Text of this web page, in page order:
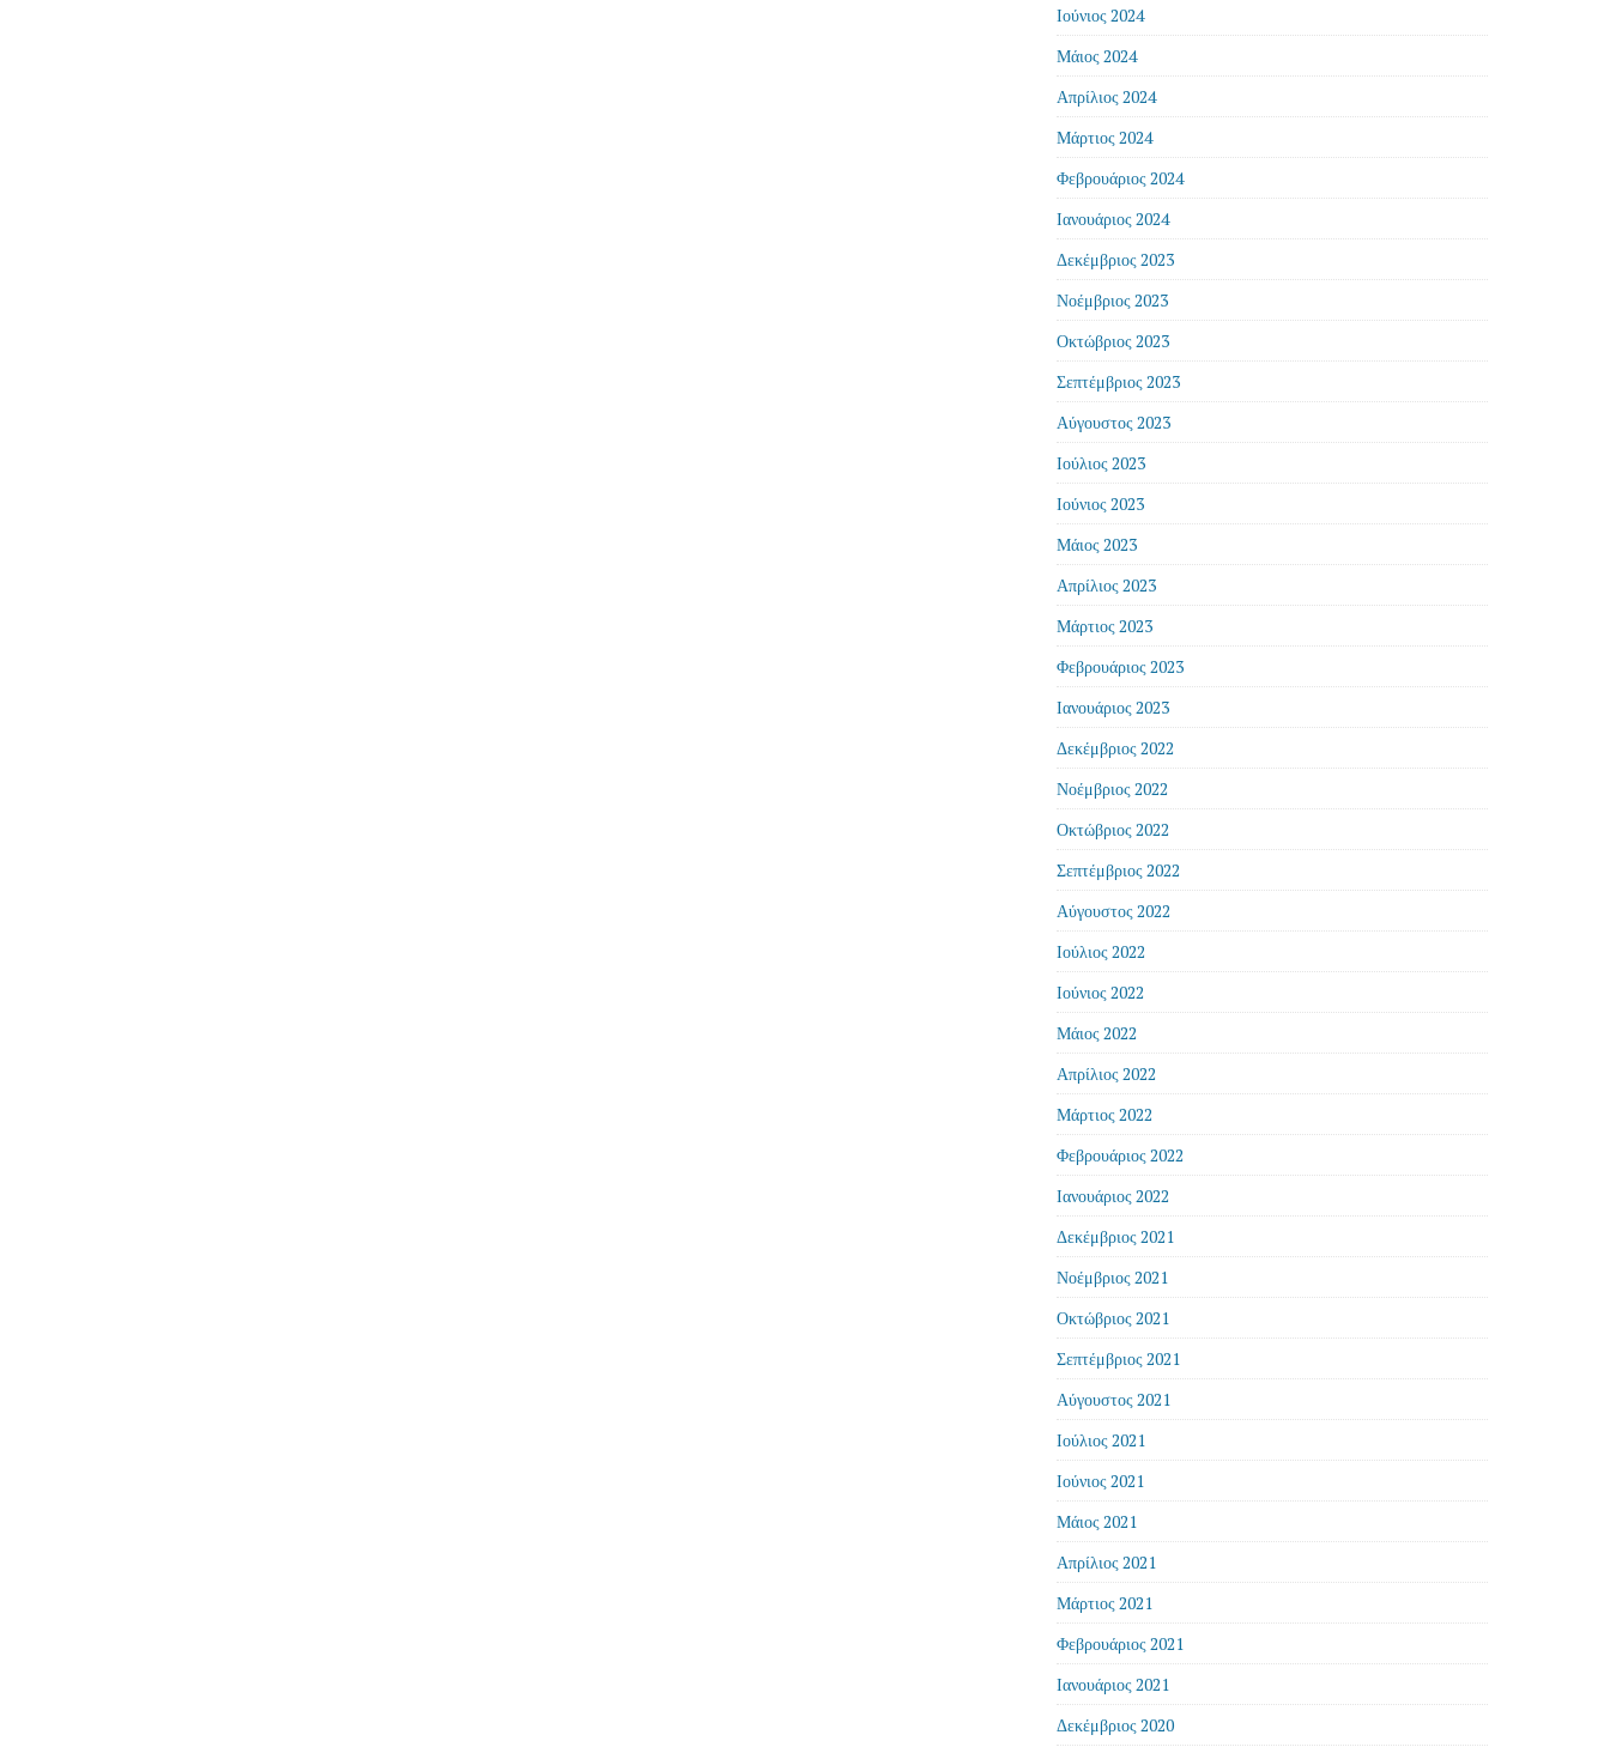
Ιούνιος 2024
Μάιος 2024
Απρίλιος 2024
Μάρτιος 2024
Φεβρουάριος 2024
Ιανουάριος 2024
Δεκέμβριος 2023
Νοέμβριος 2023
Οκτώβριος 2023
Σεπτέμβριος 2023
Αύγουστος 2023
Ιούλιος 2023
Ιούνιος 2023
Μάιος 2023
Απρίλιος 2023
Μάρτιος 2023
Φεβρουάριος 2023
Ιανουάριος 2023
Δεκέμβριος 2022
Νοέμβριος 2022
Οκτώβριος 2022
Σεπτέμβριος 2022
Αύγουστος 2022
Ιούλιος 2022
Ιούνιος 2022
Μάιος 2022
Απρίλιος 2022
Μάρτιος 2022
Φεβρουάριος 2022
Ιανουάριος 2022
Δεκέμβριος 2021
Νοέμβριος 2021
Οκτώβριος 2021
Σεπτέμβριος 2021
Αύγουστος 2021
Ιούλιος 2021
Ιούνιος 2021
Μάιος 2021
Απρίλιος 2021
Μάρτιος 2021
Φεβρουάριος 2021
Ιανουάριος 2021
Δεκέμβριος 2020